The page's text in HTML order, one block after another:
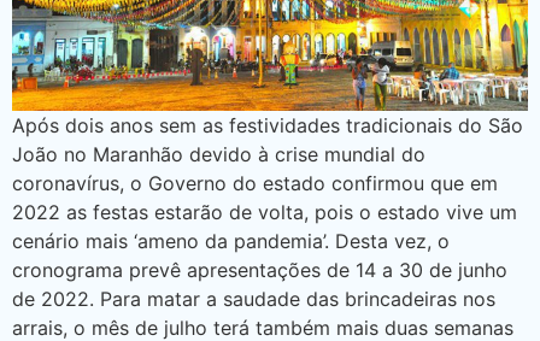
Após dois anos sem as festividades tradicionais do São
João no Maranhão devido à crise mundial do
coronavírus, o Governo do estado confirmou que em
2022 as festas estarão de volta, pois o estado vive um
cenário mais ‘ameno da pandemia’. Desta vez, o
cronograma prevê apresentações de 14 a 30 de junho
de 2022. Para matar a saudade das brincadeiras nos
arrais, o mês de julho terá também mais duas semanas